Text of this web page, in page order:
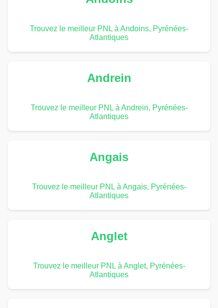
Trouvez le meilleur PNL à Andoins, Pyrénées-
Atlantiques
Andrein
Trouvez le meilleur PNL à Andrein, Pyrénées-
Atlantiques
Angais
Trouvez le meilleur PNL à Angais, Pyrénées-
Atlantiques
Anglet
Trouvez le meilleur PNL à Anglet, Pyrénées-
Atlantiques